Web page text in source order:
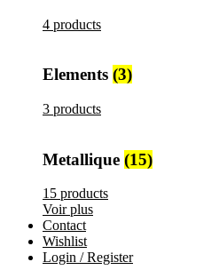
4 products
Elements (3)
3 products
Metallique (15)
15 products
Voir plus
Contact
Wishlist
Login / Register